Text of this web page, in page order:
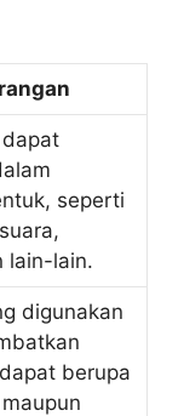
seperti
lain-lain.
digunakan
berupa